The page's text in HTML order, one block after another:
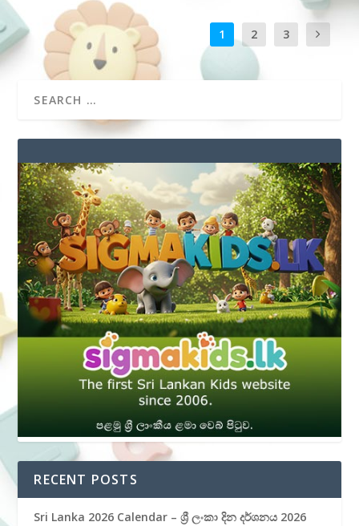
1 2 3
RECENT POSTS
Sri Lanka 2026 Calendar – ශ්‍රී ලංකා දින දර්ශනය 2026